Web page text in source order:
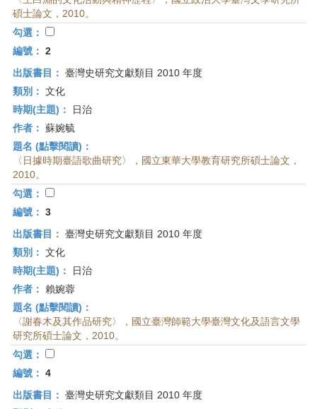
碩士論文，2010。
勾選：
編號： 2
出版書目： 臺灣史研究文獻類目 2010 年度
類別： 文化
時期(主題)：
日治
作者： 蘇婉毓
題名 (點擊閱讀)：
〈日據時期臺語歌曲研究〉，國立東華大學教育研究所碩士論文，
2010。
勾選：
編號： 3
出版書目： 臺灣史研究文獻類目 2010 年度
類別： 文化
時期(主題)：
日治
作者：
賴婉蓉
題名 (點擊閱讀)：
〈謝春木及其作品研究〉，國立臺灣師範大學臺灣文化及語言文學
研究所碩士論文，2010。
勾選：
編號： 4
出版書目： 臺灣史研究文獻類目 2010 年度